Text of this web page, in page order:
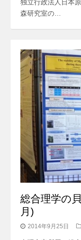
独立行政法人日本
森研究室の…
総合理学の
月)
2014年9月25日